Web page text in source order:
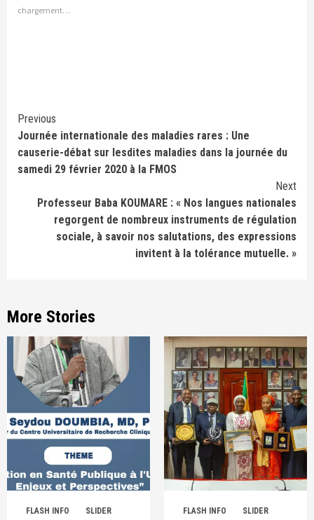
chargement…
Continue
Reading
Previous
Journée internationale des maladies rares : Une
causerie-débat sur lesdites maladies dans la journée du
samedi 29 février 2020 à la FMOS
Next
Professeur Baba KOUMARE : « Nos langues nationales
regorgent de nombreux instruments de régulation
sociale, à savoir nos salutations, des expressions
invitent à la tolérance mutuelle. »
More Stories
FLASH INFO SLIDER FLASH INFO SLIDER